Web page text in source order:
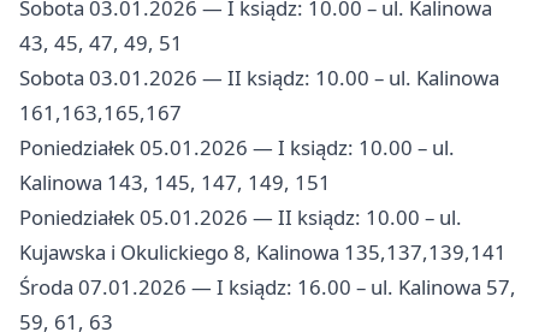
Sobota 03.01.2026 — I ksiądz: 10.00 – ul. Kalinowa
43, 45, 47, 49, 51
Sobota 03.01.2026 — II ksiądz: 10.00 – ul. Kalinowa
161,163,165,167
Poniedziałek 05.01.2026 — I ksiądz: 10.00 – ul.
Kalinowa 143, 145, 147, 149, 151
Poniedziałek 05.01.2026 — II ksiądz: 10.00 – ul.
Kujawska i Okulickiego 8, Kalinowa 135,137,139,141
Środa 07.01.2026 — I ksiądz: 16.00 – ul. Kalinowa 57,
59, 61, 63